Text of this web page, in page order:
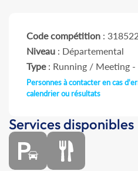
Code compétition : 318522
Niveau : Départemental
Type: Running / Meeting -
Personnes à contacter en cas
calendrier ou résultats
Services disponibles